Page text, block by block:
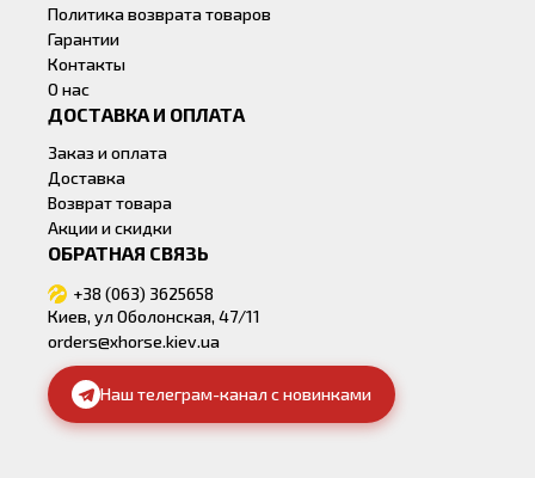
Политика возврата товаров
Гарантии
Контакты
О нас
ДОСТАВКА И ОПЛАТА
Заказ и оплата
Доставка
Возврат товара
Акции и скидки
ОБРАТНАЯ СВЯЗЬ
+38 (063) 3625658
Киев, ул Оболонская, 47/11
orders@xhorse.kiev.ua
Наш телеграм-канал с новинками